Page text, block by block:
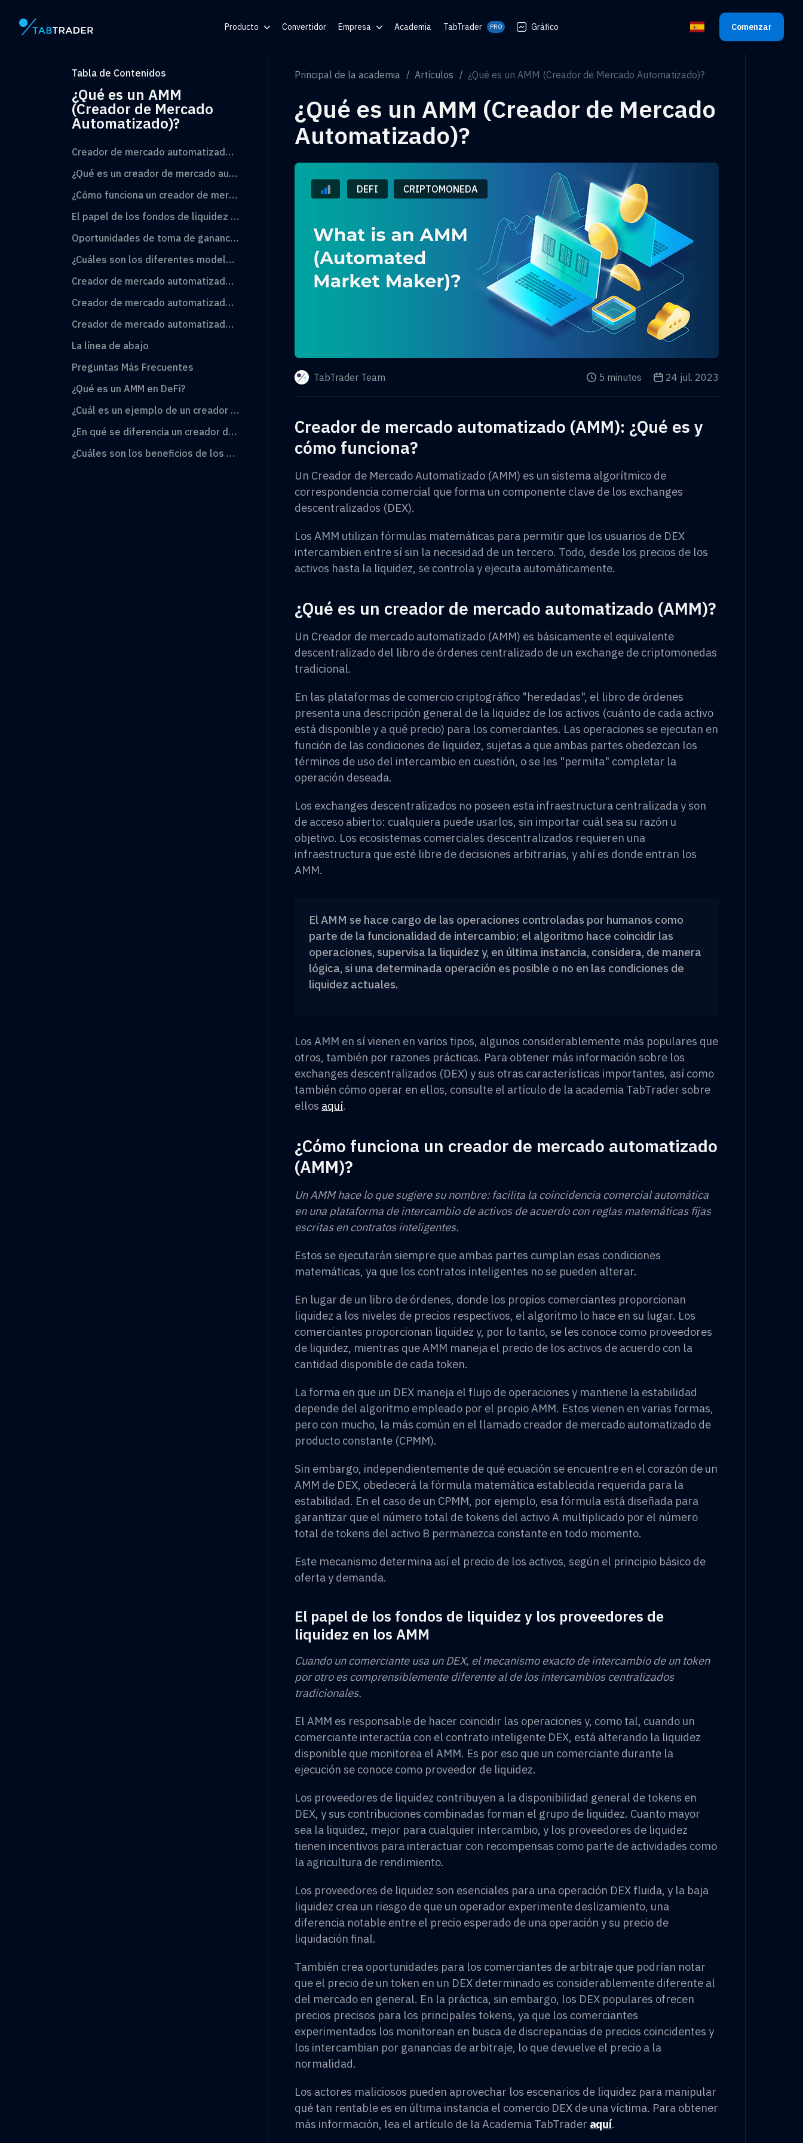
Página principal Producto
Centro de Ayuda
Convertidor Empresa
Comunidades
Academia TabTrader PRO Gráfico Seleccionar Idioma
Comenzar
Tabla de Contenidos
¿Qué es un AMM
(Creador de Mercado
Automatizado)?
Creador de mercado automatizado (AMM): ¿Qué es y cómo funciona?
¿Qué es un creador de mercado automatizado (AMM)?
¿Cómo funciona un creador de mercado automatizado (AMM)?
El papel de los fondos de liquidez y los proveedores de liquidez en los AMM
Oportunidades de toma de ganancias con el AMM
¿Cuáles son los diferentes modelos de creadores de mercado automatizados (AMM)?
Creador de mercado automatizado de productos constantes (CPMM)
Creador de mercado automatizado de suma constante (CSMM)
Creador de mercado automatizado de media constante (CMMM)
La línea de abajo
Preguntas Más Frecuentes
¿Qué es un AMM en DeFi?
¿Cuál es un ejemplo de un creador de mercado automatizado?
¿En qué se diferencia un creador de mercado automatizado de un creador de mercado tradicional?
¿Cuáles son los beneficios de los AMM?
Principal de la academia Artículos ¿Qué es un AMM (Creador de Mercado Automatizado)?
¿Qué es un AMM (Creador de Mercado
Automatizado)?
DEFI CRIPTOMONEDA
TabTrader Team El tiempo de lectura es
5 minutos La fecha de publicación es
24 jul. 2023
Creador de mercado automatizado (AMM): ¿Qué es y
cómo funciona?
Un Creador de Mercado Automatizado (AMM) es un sistema algorítmico de
correspondencia comercial que forma un componente clave de los exchanges
descentralizados (DEX).
Los AMM utilizan fórmulas matemáticas para permitir que los usuarios de DEX
intercambien entre sí sin la necesidad de un tercero. Todo, desde los precios de los
activos hasta la liquidez, se controla y ejecuta automáticamente.
¿Qué es un creador de mercado automatizado (AMM)?
Un Creador de mercado automatizado (AMM) es básicamente el equivalente
descentralizado del libro de órdenes centralizado de un exchange de criptomonedas
tradicional.
En las plataformas de comercio criptográfico "heredadas", el libro de órdenes
presenta una descripción general de la liquidez de los activos (cuánto de cada activo
está disponible y a qué precio) para los comerciantes. Las operaciones se ejecutan en
función de las condiciones de liquidez, sujetas a que ambas partes obedezcan los
términos de uso del intercambio en cuestión, o se les "permita" completar la
operación deseada.
Los exchanges descentralizados no poseen esta infraestructura centralizada y son
de acceso abierto: cualquiera puede usarlos, sin importar cuál sea su razón u
objetivo. Los ecosistemas comerciales descentralizados requieren una
infraestructura que esté libre de decisiones arbitrarias, y ahí es donde entran los
AMM.
El AMM se hace cargo de las operaciones controladas por humanos como
parte de la funcionalidad de intercambio; el algoritmo hace coincidir las
operaciones, supervisa la liquidez y, en última instancia, considera, de manera
lógica, si una determinada operación es posible o no en las condiciones de
liquidez actuales.
Los AMM en sí vienen en varios tipos, algunos considerablemente más populares que
otros, también por razones prácticas. Para obtener más información sobre los
exchanges descentralizados (DEX) y sus otras características importantes, así como
también cómo operar en ellos, consulte el artículo de la academia TabTrader sobre
ellos aquí.
¿Cómo funciona un creador de mercado automatizado
(AMM)?
Un AMM hace lo que sugiere su nombre: facilita la coincidencia comercial automática
en una plataforma de intercambio de activos de acuerdo con reglas matemáticas fijas
escritas en contratos inteligentes.
Estos se ejecutarán siempre que ambas partes cumplan esas condiciones
matemáticas, ya que los contratos inteligentes no se pueden alterar.
En lugar de un libro de órdenes, donde los propios comerciantes proporcionan
liquidez a los niveles de precios respectivos, el algoritmo lo hace en su lugar. Los
comerciantes proporcionan liquidez y, por lo tanto, se les conoce como proveedores
de liquidez, mientras que AMM maneja el precio de los activos de acuerdo con la
cantidad disponible de cada token.
La forma en que un DEX maneja el flujo de operaciones y mantiene la estabilidad
depende del algoritmo empleado por el propio AMM. Estos vienen en varias formas,
pero con mucho, la más común en el llamado creador de mercado automatizado de
producto constante (CPMM).
Sin embargo, independientemente de qué ecuación se encuentre en el corazón de un
AMM de DEX, obedecerá la fórmula matemática establecida requerida para la
estabilidad. En el caso de un CPMM, por ejemplo, esa fórmula está diseñada para
garantizar que el número total de tokens del activo A multiplicado por el número
total de tokens del activo B permanezca constante en todo momento.
Este mecanismo determina así el precio de los activos, según el principio básico de
oferta y demanda.
El papel de los fondos de liquidez y los proveedores de
liquidez en los AMM
Cuando un comerciante usa un DEX, el mecanismo exacto de intercambio de un token
por otro es comprensiblemente diferente al de los intercambios centralizados
tradicionales.
El AMM es responsable de hacer coincidir las operaciones y, como tal, cuando un
comerciante interactúa con el contrato inteligente DEX, está alterando la liquidez
disponible que monitorea el AMM. Es por eso que un comerciante durante la
ejecución se conoce como proveedor de liquidez.
Los proveedores de liquidez contribuyen a la disponibilidad general de tokens en
DEX, y sus contribuciones combinadas forman el grupo de liquidez. Cuanto mayor
sea la liquidez, mejor para cualquier intercambio, y los proveedores de liquidez
tienen incentivos para interactuar con recompensas como parte de actividades como
la agricultura de rendimiento.
Los proveedores de liquidez son esenciales para una operación DEX fluida, y la baja
liquidez crea un riesgo de que un operador experimente deslizamiento, una
diferencia notable entre el precio esperado de una operación y su precio de
liquidación final.
También crea oportunidades para los comerciantes de arbitraje que podrían notar
que el precio de un token en un DEX determinado es considerablemente diferente al
del mercado en general. En la práctica, sin embargo, los DEX populares ofrecen
precios precisos para los principales tokens, ya que los comerciantes
experimentados los monitorean en busca de discrepancias de precios coincidentes y
los intercambian por ganancias de arbitraje, lo que devuelve el precio a la
normalidad.
Los actores maliciosos pueden aprovechar los escenarios de liquidez para manipular
qué tan rentable es en última instancia el comercio DEX de una víctima. Para obtener
más información, lea el artículo de la Academia TabTrader aquí.